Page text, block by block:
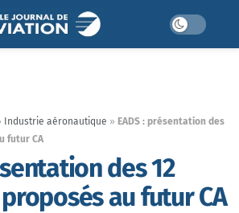
Industrie aéronautique » EADS : présentation des
futur CA
des 12
au futur CA